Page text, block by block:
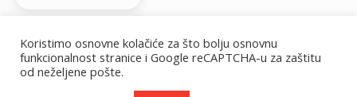
Koristimo osnovne kolačiće za što bolju osnovnu
funkcionalnost stranice i Google reCAPTCHA-u za zaštitu
od neželjene pošte.